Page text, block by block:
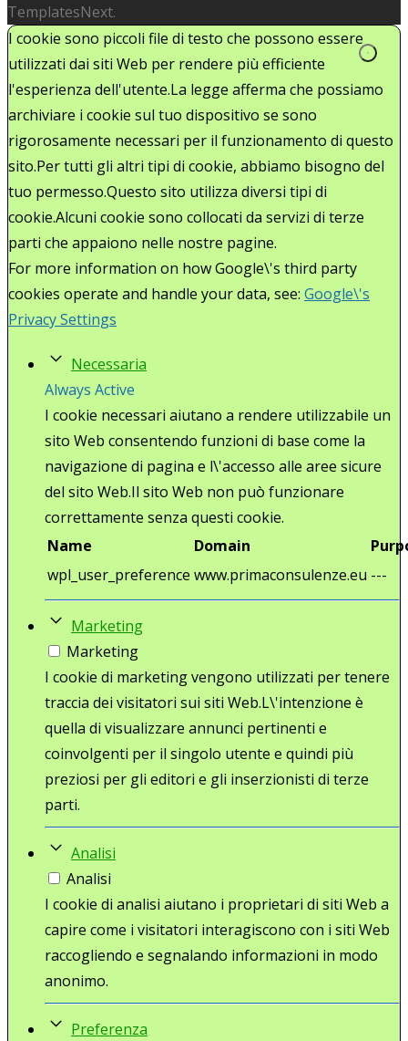
TemplatesNext.
I cookie sono piccoli file di testo che possono essere
utilizzati dai siti Web per rendere più efficiente
l'esperienza dell'utente.La legge afferma che possiamo
archiviare i cookie sul tuo dispositivo se sono
rigorosamente necessari per il funzionamento di questo
sito.Per tutti gli altri tipi di cookie, abbiamo bisogno del
tuo permesso.Questo sito utilizza diversi tipi di
cookie.Alcuni cookie sono collocati da servizi di terze
parti che appaiono nelle nostre pagine.
For more information on how Google\'s third party
cookies operate and handle your data, see: Google\'s
Privacy Settings
Necessaria
Always Active
I cookie necessari aiutano a rendere utilizzabile un
sito Web consentendo funzioni di base come la
navigazione di pagina e l\'accesso alle aree sicure
del sito Web.Il sito Web non può funzionare
correttamente senza questi cookie.
Name
Domain
wpl_user_preference www.primaconsulenze.eu ---
Marketing
Marketing
I cookie di marketing vengono utilizzati per tenere
traccia dei visitatori sui siti Web.L\'intenzione è
quella di visualizzare annunci pertinenti e
coinvolgenti per il singolo utente e quindi più
preziosi per gli editori e gli inserzionisti di terze
parti.
Analisi
Analisi
I cookie di analisi aiutano i proprietari di siti Web a
capire come i visitatori interagiscono con i siti Web
raccogliendo e segnalando informazioni in modo
anonimo.
Preferenza